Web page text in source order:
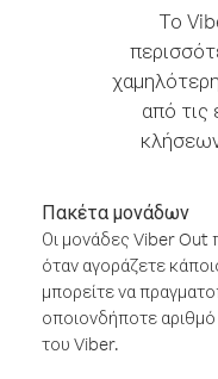
Το
από τις
Πακέτα μονάδων
Οι μονάδες Viber Out
όταν αγοράζετε
μπορείτε να
οποιονδήποτε
του Viber.